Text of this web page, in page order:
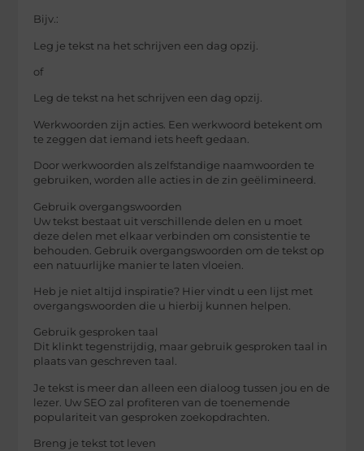
Bijv.:
Leg je tekst na het schrijven een dag opzij.
of
Leg de tekst na het schrijven een dag opzij.
Werkwoorden zijn acties. Een werkwoord betekent om
te zeggen dat iemand iets heeft gedaan.
Door werkwoorden als zelfstandige naamwoorden te
gebruiken, worden alle acties in de zin geëlimineerd.
Gebruik overgangswoorden
Uw tekst bestaat uit verschillende delen en u moet
deze delen met elkaar verbinden om consistentie te
behouden. Gebruik overgangswoorden om de tekst op
een natuurlijke manier te laten vloeien.
Heb je niet altijd inspiratie? Hier vindt u een lijst met
overgangswoorden die u hierbij kunnen helpen.
Gebruik gesproken taal
Dit klinkt tegenstrijdig, maar gebruik gesproken taal in
plaats van geschreven taal.
Je tekst is meer dan alleen een dialoog tussen jou en de
lezer. Uw SEO zal profiteren van de toenemende
populariteit van gesproken zoekopdrachten.
Breng je tekst tot leven